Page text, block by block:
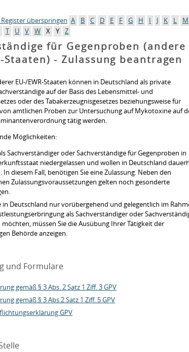
überspringen A B C D E F G H I J K L M
T U V W X Y Z
für Gegenproben (andere
Staaten) - Zulassung beantragen
EU-/EWR-Staaten können in Deutschland als private
auf der Basis des Lebensmittel- und
oder des Tabakerzeugnisgesetzes beziehungsweise für
amtlichen Proben zur Untersuchung auf Mykotoxine auf
tätig werden.
Möglichkeiten:
Sachverständiger oder Sachverständige für Gegenproben in
niedergelassen und wollen in Deutschland
In diesem Fall, benötigen Sie eine Zulassung. Neben den
Zulassungsvoraussetzungen gelten noch gesonderte
in Deutschland nur vorübergehend und gelegentlich im
als Sachverständiger oder
möchten, müssen Sie die Ausübung Ihrer Tätigkeit der
Behörde anzeigen.
und Formulare
gemäß § 3 Abs. 2 Satz 1 Ziff. 3 GPV
gemäß § 3 Abs.2 Satz 1 Ziff. 5 GPV
GPV